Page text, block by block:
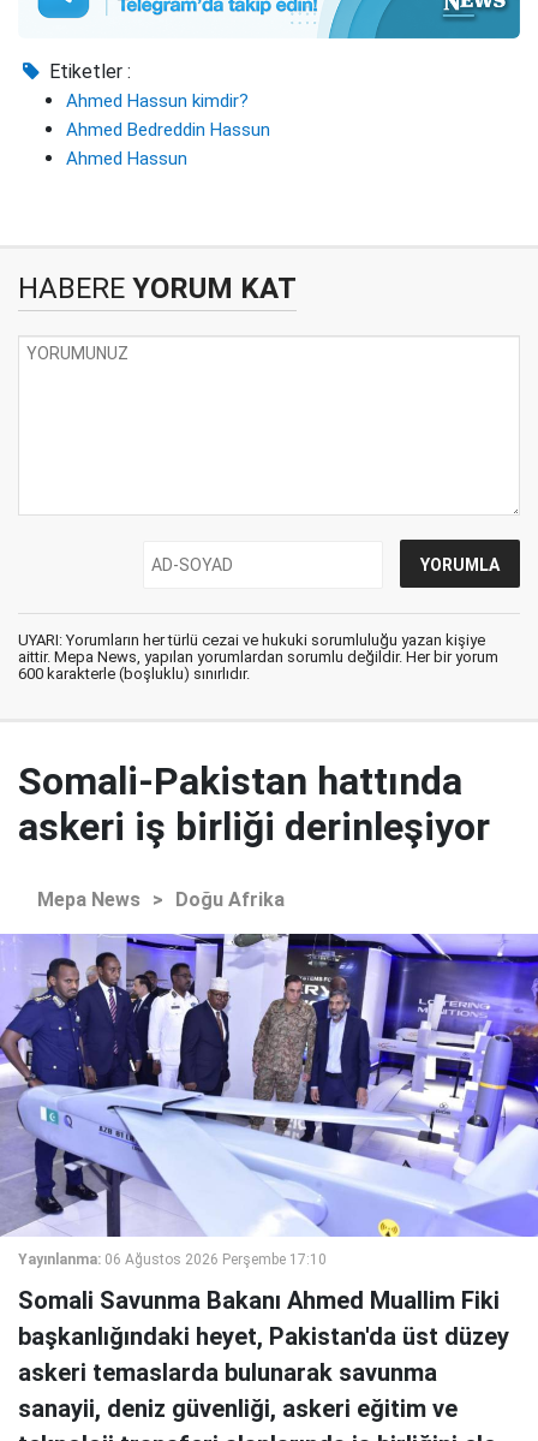
Etiketler :
Ahmed Hassun kimdir?
Ahmed Bedreddin Hassun
Ahmed Hassun
HABERE YORUM KAT
UYARI: Yorumların her türlü cezai ve hukuki sorumluluğu yazan kişiye
aittir. Mepa News, yapılan yorumlardan sorumlu değildir. Her bir yorum
600 karakterle (boşluklu) sınırlıdır.
Somali-Pakistan hattında
askeri iş birliği derinleşiyor
Mepa News > Doğu Afrika
Yayınlanma: 06 Ağustos 2026 Perşembe 17:10
Somali Savunma Bakanı Ahmed Muallim Fiki
başkanlığındaki heyet, Pakistan'da üst düzey
askeri temaslarda bulunarak savunma
sanayii, deniz güvenliği, askeri eğitim ve